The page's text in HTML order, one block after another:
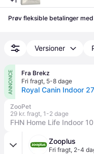
Prøv fleksible betalinger med
Versioner
ANNONCE
Fra Brekz
Fri fragt, 5-8 dage
ZooPet
29 kr. fragt, 1-2 dage
FHN Home Life Indoor 10
Zooplus
Fri fragt, 2-4